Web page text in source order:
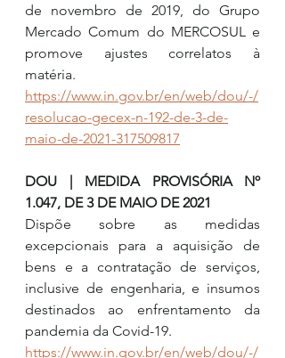
de novembro de 2019, do Grupo
Mercado Comum do MERCOSUL e
promove ajustes correlatos à
matéria.
https://www.in.gov.br/en/web/dou/-/
resolucao-gecex-n-192-de-3-de-
maio-de-2021-317509817
DOU | MEDIDA PROVISÓRIA Nº
1.047, DE 3 DE MAIO DE 2021
Dispõe sobre as medidas
excepcionais para a aquisição de
bens e a contratação de serviços,
inclusive de engenharia, e insumos
destinados ao enfrentamento da
pandemia da Covid-19.
https://www.in.gov.br/en/web/dou/-/